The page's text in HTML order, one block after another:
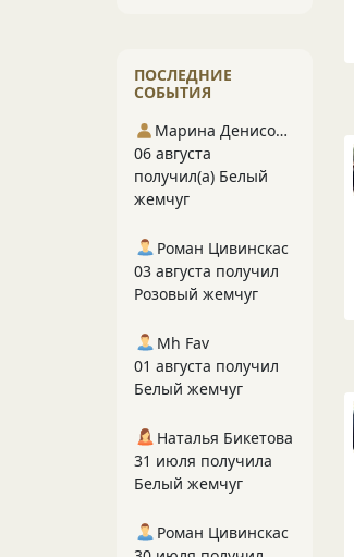
ПОСЛЕДНИЕ
СОБЫТИЯ
Марина Денисова 5
06 августа
получил(а) Белый
жемчуг
Роман Цивинскас
03 августа получил
Розовый жемчуг
Mh Fav
01 августа получил
Белый жемчуг
Наталья Бикетова
31 июля получила
Белый жемчуг
Роман Цивинскас